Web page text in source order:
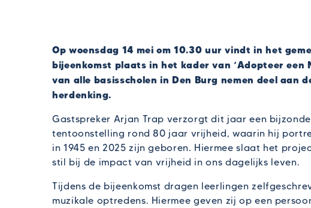
Op woensdag 14 mei om 10.30 uur vindt in het
bijeenkomst plaats in het kader van ‘Adopteer een
van alle basisscholen in Den Burg nemen deel aan
herdenking.
Gastspreker Arjan Trap verzorgt dit jaar een
tentoonstelling rond 80 jaar vrijheid, waarin hij
in 1945 en 2025 zijn geboren. Hiermee slaat het
stil bij de impact van vrijheid in ons dagelijks leven.
Tijdens de bijeenkomst dragen leerlingen
muzikale optredens. Hiermee geven zij op een